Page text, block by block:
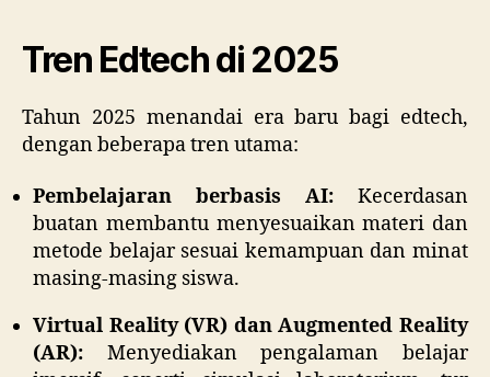
Tren Edtech di 2025
Tahun 2025 menandai era baru bagi edtech,
dengan beberapa tren utama:
Pembelajaran berbasis AI: Kecerdasan
buatan membantu menyesuaikan materi dan
metode belajar sesuai kemampuan dan minat
masing-masing siswa.
Virtual Reality (VR) dan Augmented Reality
(AR): Menyediakan pengalaman belajar